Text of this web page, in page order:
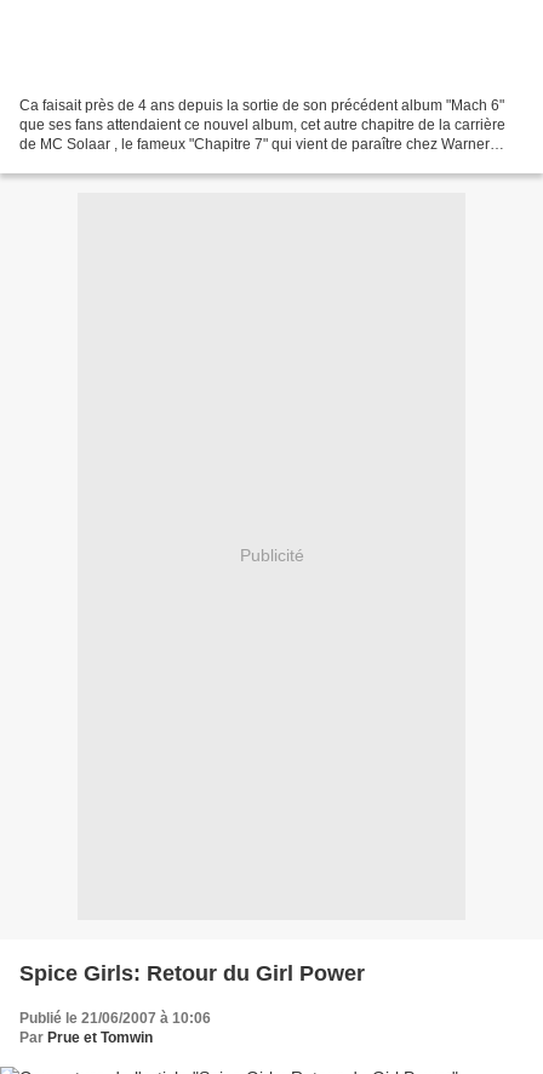
Ca faisait près de 4 ans depuis la sortie de son précédent album "Mach 6"
que ses fans attendaient ce nouvel album, cet autre chapitre de la carrière
de MC Solaar , le fameux "Chapitre 7" qui vient de paraître chez Warner
Publicité
Spice Girls: Retour du Girl Power
Publié le 21/06/2007 à 10:06
Par Prue et Tomwin